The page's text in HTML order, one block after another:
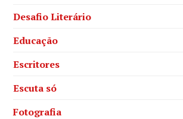
Desafio Literário
Educação
Escritores
Escuta só
Fotografia